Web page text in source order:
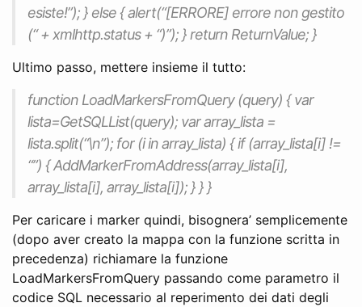
esiste!”); } else { alert(“[ERRORE] errore non gestito
(“ + xmlhttp.status + “)”); } return ReturnValue; }
Ultimo passo, mettere insieme il tutto:
function LoadMarkersFromQuery (query) { var
lista=GetSQLList(query); var array_lista =
lista.split(“\n”); for (i in array_lista) { if (array_lista[i] !=
“”) { AddMarkerFromAddress(array_lista[i],
array_lista[i], array_lista[i]); } } }
Per caricare i marker quindi, bisognera’ semplicemente
(dopo aver creato la mappa con la funzione scritta in
precedenza) richiamare la funzione
LoadMarkersFromQuery passando come parametro il
codice SQL necessario al reperimento dei dati degli